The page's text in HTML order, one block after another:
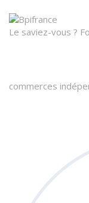
Le saviez-vous ?
commerces